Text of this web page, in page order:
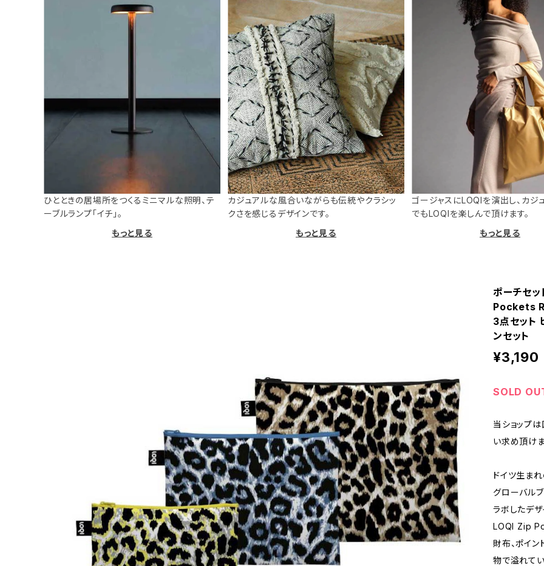
ひとときの居場所をつくるミニマルな照明、テ
ーブルランプ「イチ」。
もっと見る
カジュアルな風合いながらも伝統やクラシッ
クさを感じるデザインです。
もっと見る
ゴージャスにLOQIを演出し、カジ
でもLOQIを楽しんで頂けます。
もっと見る
ポーチセ
Pockets
3点セット
ンセット
¥3,190
SOLD
当ショップ
い求め頂けま
ドイツ生ま
グローバル
ラボしたデ
LOQI Zip
財布、ポイン
物で溢れて